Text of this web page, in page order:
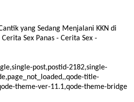
yang Sedang Menjalani KKN di
Sex Panas - Cerita Sex -
post,postid-2182,single-
title-
theme-ver-11.1,qode-theme-bridge